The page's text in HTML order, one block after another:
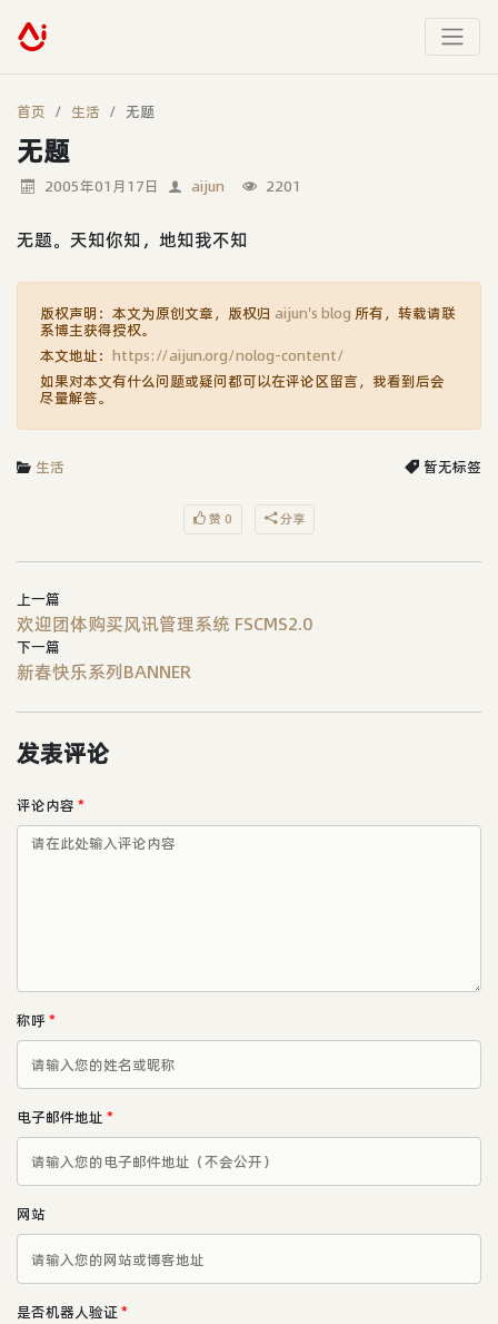
首页 生活 无题
无题
2005年01月17日 aijun 2201
无题。天知你知，地知我不知
版权声明：本文为原创文章，版权归 aijun's blog 所有，转载请联
系博主获得授权。
本文地址： https://aijun.org/nolog-content/
如果对本文有什么问题或疑问都可以在评论区留言，我看到后会
尽量解答。
生活 暂无标签
赞 0 分享
上一篇
欢迎团体购买风讯管理系统 FSCMS2.0
下一篇
新春快乐系列BANNER
发表评论
评论内容 *
称呼*
电子邮件地址 *
网站
是否机器人验证 *